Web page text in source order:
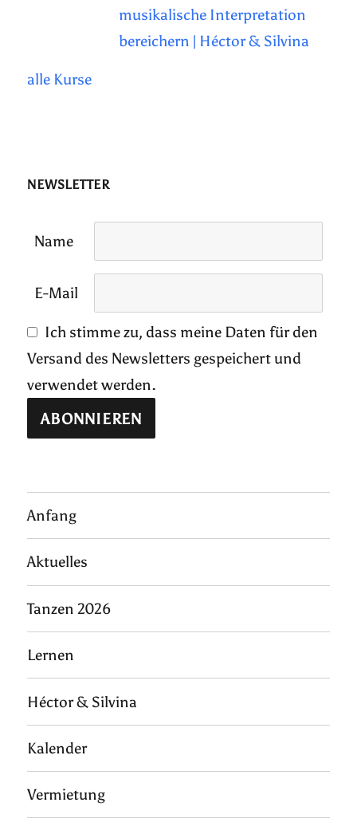
musikalische Interpretation
bereichern | Héctor & Silvina
alle Kurse
NEWSLETTER
Name
E-Mail
Ich stimme zu, dass meine Daten für den
Versand des Newsletters gespeichert und
verwendet werden.
Anfang
Aktuelles
Tanzen 2026
Lernen
Héctor & Silvina
Kalender
Vermietung